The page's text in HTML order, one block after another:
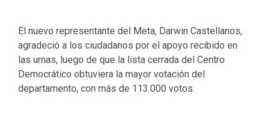
El nuevo representante del Meta, Darwin Castellanos,
agradeció a los ciudadanos por el apoyo recibido en
las urnas, luego de que la lista cerrada del Centro
Democrático obtuviera la mayor votación del
departamento, con más de 113.000 votos.